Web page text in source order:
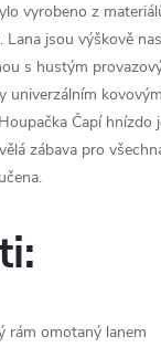
vyrobeno z
jsou výškově
s hustým
univerzálním
Čapí hnízdo
zábava pro
rám omotaný lanem